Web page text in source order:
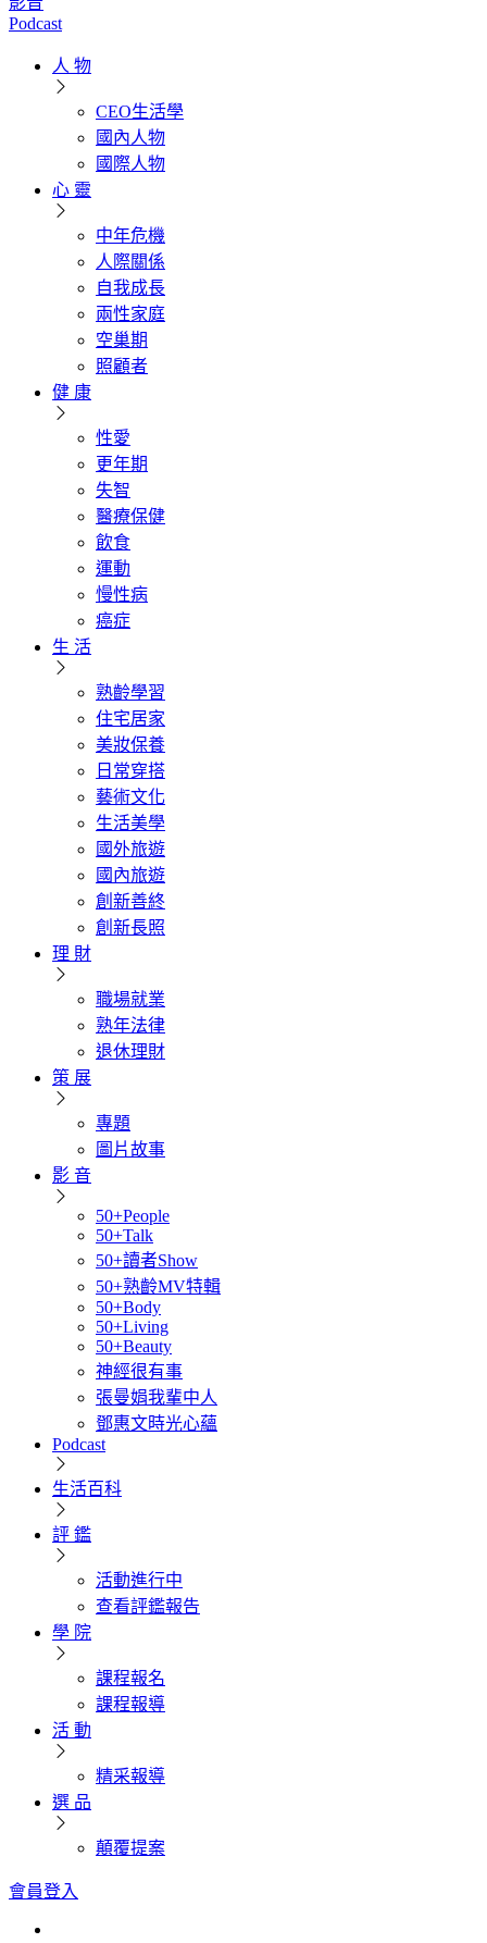
Podcast
人 物
CEO生活學
國內人物
國際人物
心 靈
中年危機
人際關係
自我成長
兩性家庭
空巢期
照顧者
健 康
性愛
更年期
失智
醫療保健
飲食
運動
慢性病
癌症
生 活
熟齡學習
住宅居家
美妝保養
日常穿搭
藝術文化
生活美學
國外旅遊
國內旅遊
創新善終
創新長照
理 財
職場就業
熟年法律
退休理財
策 展
專題
圖片故事
影 音
50+People
50+Talk
50+讀者Show
50+熟齡MV特輯
50+Body
50+Living
50+Beauty
神經很有事
張曼娟我輩中人
鄧惠文時光心蘊
Podcast
生活百科
評 鑑
活動進行中
查看評鑑報告
學 院
課程報名
課程報導
活 動
精采報導
選 品
顛覆提案
會員登入